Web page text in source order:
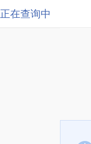
正在查询中